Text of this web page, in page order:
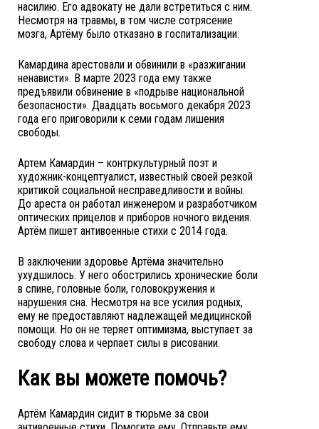
насилию. Его адвокату не дали встретиться с ним.
Несмотря на травмы, в том числе сотрясение
мозга, Артёму было отказано в госпитализации.
Камардина арестовали и обвинили в «разжигании
ненависти». В марте 2023 года ему также
предъявили обвинение в «подрыве национальной
безопасности». Двадцать восьмого декабря 2023
года его приговорили к семи годам лишения
свободы.
Артем Камардин – контркультурный поэт и
художник-концептуалист, известный своей резкой
критикой социальной несправедливости и войны.
До ареста он работал инженером и разработчиком
оптических прицелов и приборов ночного видения.
Артём пишет антивоенные стихи с 2014 года.
В заключении здоровье Артёма значительно
ухудшилось. У него обострились хронические боли
в спине, головные боли, головокружения и
нарушения сна. Несмотря на все усилия родных,
ему не предоставляют надлежащей медицинской
помощи. Но он не теряет оптимизма, выступает за
свободу слова и черпает силы в рисовании.
Как вы можете помочь?
Артём Камардин сидит в тюрьме за свои